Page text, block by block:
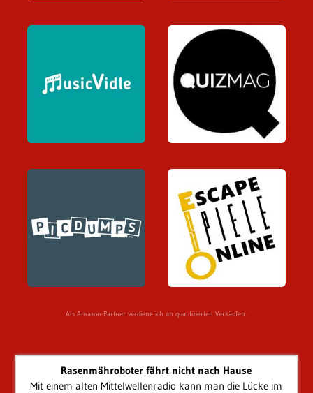
Als Amazon-Partner verdiene ich an qualifizierten Verkäufen.
Rasenmähroboter fährt nicht nach Hause
Mit einem alten Mittelwellenradio kann man die Lücke im